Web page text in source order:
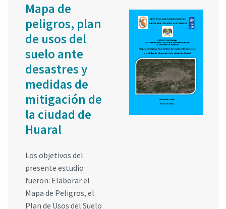
Mapa de
peligros, plan
de usos del
suelo ante
desastres y
medidas de
mitigación de
la ciudad de
Huaral
Los objetivos del
presente estudio
fueron: Elaborar el
Mapa de Peligros, el
Plan de Usos del Suelo